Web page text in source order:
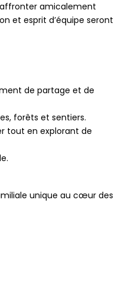
amicalement
et esprit d’équipe seront
de partage et de
forêts et sentiers.
tout en explorant de
unique au cœur des